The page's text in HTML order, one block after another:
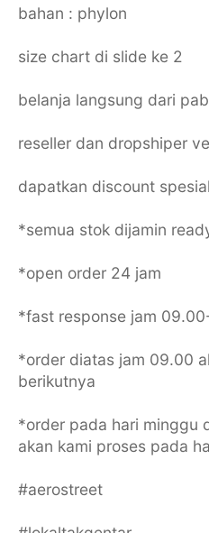
bahan : phylon
size chart di slide ke 2
belanja langsung dari
reseller dan dropshiper
dapatkan discount
*semua stok dijamin
*open order 24 jam
*fast response jam
*order diatas jam 09.00
berikutnya
*order pada hari minggu
akan kami proses pada
#aerostreet